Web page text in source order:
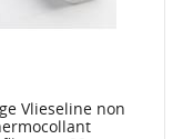
Vlieseline non